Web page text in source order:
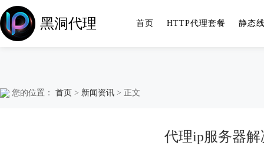
黑洞代理 首页 HTTP代理套餐 静态
您的位置： 首页 > 新闻资讯 > 正文
代理ip服务器